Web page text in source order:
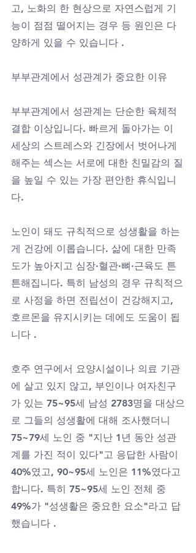
고, 노화의 한 현상으로 자연스럽게 기
능이 점점 떨어지는 경우 등 원인은 다
양하게 있을 수 있습니다 .
부부관계에서 성관계가 중요한 이유
부부관계에서 성관계는 단순한 육체적
결합 이상입니다. 빠르게 돌아가는 이
세상의 스트레스와 긴장에서 벗어나게
해주는 섹스는 서로에 대한 친밀감의 질
을 높일 수 있는 가장 편안한 휴식입니
다.
노인이 돼도 규칙적으로 성생활을 하는
게 건강에 이롭습니다. 삶에 대한 만족
도가 높아지고 심장·혈관·뼈·근육도 튼
튼해집니다. 특히 남성의 경우 규칙적으
로 사정을 하면 전립선이 건강해지고,
호르몬을 유지시키는 데에도 도움이 됩
니다 .
호주 연구에서 요양시설이나 의료 기관
에 살고 있지 않고, 부인이나 여자친구
가 있는 75~95세 남성 2783명을 대상으
로 그들의 성생활에 대해 조사했더니
75~79세 노인 중 "지난 1년 동안 성관
계를 가진 적이 있다"고 응답한 사람이
40%였고, 90~95세 노인은 11%였다고
합니다. 특히 75~95세 노인 전체 중
49%가 "성생활은 중요한 요소"라고 답
했습니다 .